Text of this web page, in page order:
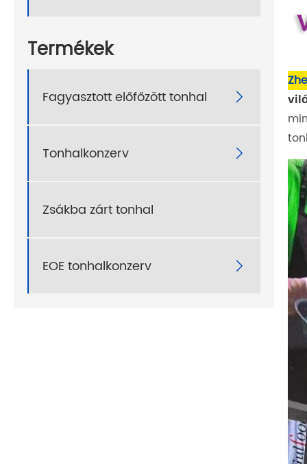
Termékek
Fagyasztott előfőzött tonhal 
Tonhalkonzerv 
Zsákba zárt tonhal
EOE tonhalkonzerv 